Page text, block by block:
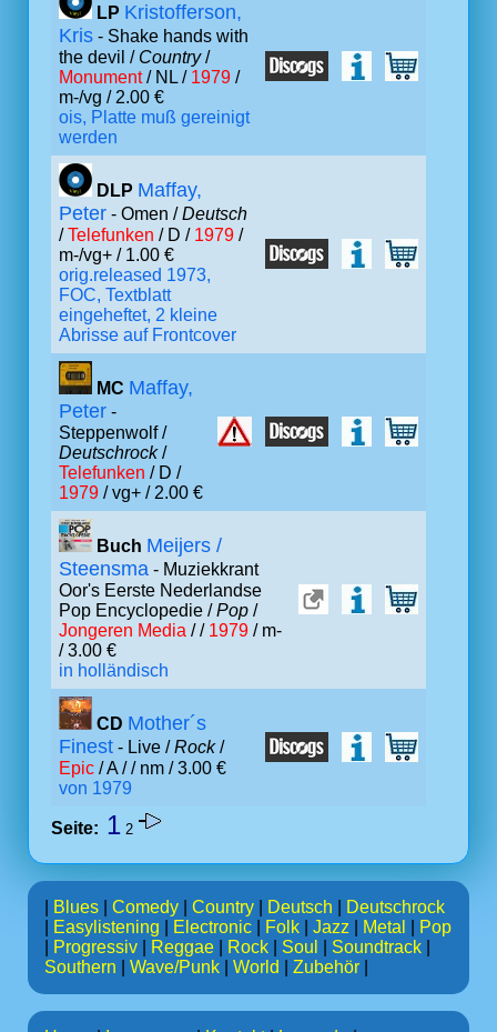
LP Kristofferson,
Kris - Shake hands with
the devil / Country/
Monument/ NL / 1979 /
m-/vg / 2.00 €
ois, Platte muß gereinigt
werden
DLP Maffay,
Peter - Omen /Deutsch
/Telefunken / D / 1979 /
m-/vg+ / 1.00 €
orig.released 1973,
FOC, Textblatt
eingeheftet, 2 kleine
Abrisse auf Frontcover
MC Maffay,
Peter -
Steppenwolf /
Deutschrock/
Telefunken / D /
1979 / vg+ / 2.00 €
Buch Meijers /
Steensma - Muziekkrant
Oor's Eerste Nederlandse
Pop Encyclopedie /Pop /
Jongeren Media / / 1979 / m-
/ 3.00 €
in holländisch
CD Mother´s
Finest - Live /Rock/
Epic / A // nm / 3.00 €
von 1979
Seite: 1 2
Blues Comedy Country Deutsch
Deutschrock
Easylistening Electronic Folk Jazz Metal
Pop
Progressiv Reggae Rock Soul Soundtrack
Southern
Wave/Punk World Zubehör